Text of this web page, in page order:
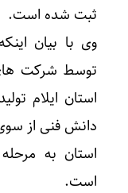
ثبت شده است.
توسط شرکت
دانش فنی از
استان به
است.